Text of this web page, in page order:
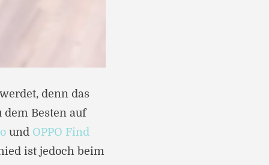
denn das
Besten auf
und OPPO Find
ist jedoch beim